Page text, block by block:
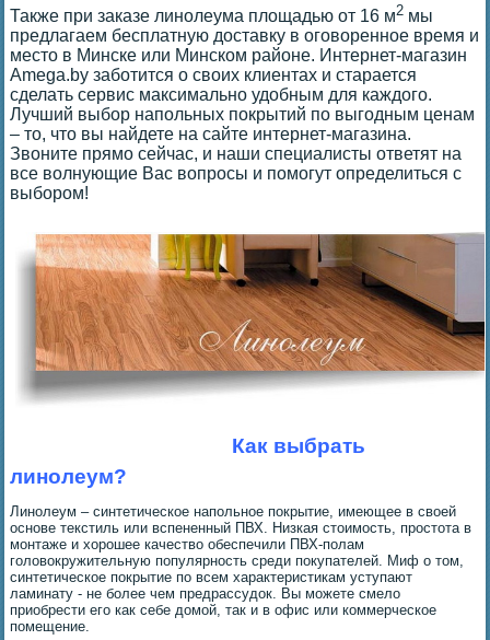
Также при заказе линолеума площадью от 16 м2 мы
предлагаем бесплатную доставку в оговоренное время и
место в Минске или Минском районе. Интернет-магазин
Amega.by заботится о своих клиентах и старается
сделать сервис максимально удобным для каждого.
Лучший выбор напольных покрытий по выгодным ценам
– то, что вы найдете на сайте интернет-магазина.
Звоните прямо сейчас, и наши специалисты ответят на
все волнующие Вас вопросы и помогут определиться с
выбором!
Как выбрать
линолеум?
Линолеум – синтетическое напольное покрытие, имеющее в своей
основе текстиль или вспененный ПВХ. Низкая стоимость, простота в
монтаже и хорошее качество обеспечили ПВХ-полам
головокружительную популярность среди покупателей. Миф о том,
синтетическое покрытие по всем характеристикам уступают
ламинату - не более чем предрассудок. Вы можете смело
приобрести его как себе домой, так и в офис или коммерческое
помещение.